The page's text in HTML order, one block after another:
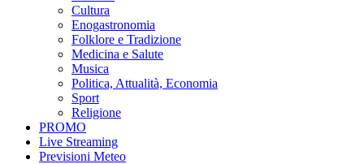
Cultura
Enogastronomia
Folklore e Tradizione
Medicina e Salute
Musica
Politica, Attualità, Economia
Sport
Religione
PROMO
Live Streaming
Previsioni Meteo